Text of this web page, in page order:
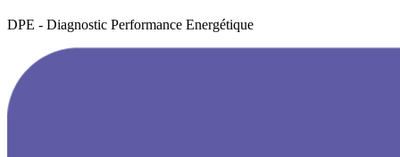
DPE - Diagnostic Performance Energétique